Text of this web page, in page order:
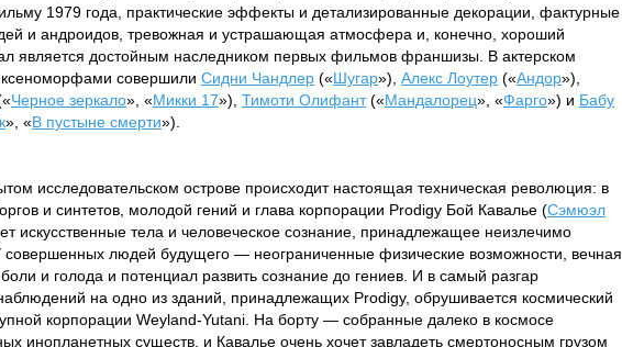
1979 года, практические эффекты и детализированные декорации, фактурные
и андроидов, тревожная и устрашающая атмосфера и, конечно, хороший
является достойным наследником первых фильмов франшизы. В актерском
ксеноморфами совершили Сидни Чандлер («Шугар»), Алекс Лоутер («Андор»),
Черное зеркало», «Микки 17»), Тимоти Олифант(«Мандалорец», «Фарго») и Бабу
», «В пустыне смерти»).
исследовательском острове происходит настоящая техническая революция: в
и синтетов, молодой гений и глава корпорации Prodigy Бой Кавалье (Сэмюэл
искусственные тела и человеческое сознание, принадлежащее неизлечимо
людей будущего — неограниченные физические возможности, вечная
боли и голода и потенциал развить сознание до гениев. И в самый разгар
на одно из зданий, принадлежащих Prodigy, обрушивается космический
корпорации Weyland-Yutani. На борту — собранные далеко в космосе
инопланетных существ, и Кавалье очень хочет завладеть смертоносным грузом